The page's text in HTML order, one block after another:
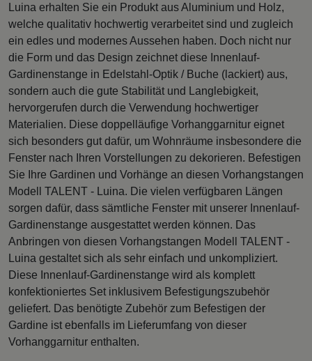
Luina erhalten Sie ein Produkt aus Aluminium und Holz,
welche qualitativ hochwertig verarbeitet sind und zugleich
ein edles und modernes Aussehen haben. Doch nicht nur
die Form und das Design zeichnet diese Innenlauf-
Gardinenstange in Edelstahl-Optik / Buche (lackiert) aus,
sondern auch die gute Stabilität und Langlebigkeit,
hervorgerufen durch die Verwendung hochwertiger
Materialien. Diese doppelläufige Vorhanggarnitur eignet
sich besonders gut dafür, um Wohnräume insbesondere die
Fenster nach Ihren Vorstellungen zu dekorieren. Befestigen
Sie Ihre Gardinen und Vorhänge an diesen Vorhangstangen
Modell TALENT - Luina. Die vielen verfügbaren Längen
sorgen dafür, dass sämtliche Fenster mit unserer Innenlauf-
Gardinenstange ausgestattet werden können. Das
Anbringen von diesen Vorhangstangen Modell TALENT -
Luina gestaltet sich als sehr einfach und unkompliziert.
Diese Innenlauf-Gardinenstange wird als komplett
konfektioniertes Set inklusivem Befestigungszubehör
geliefert. Das benötigte Zubehör zum Befestigen der
Gardine ist ebenfalls im Lieferumfang von dieser
Vorhanggarnitur enthalten.